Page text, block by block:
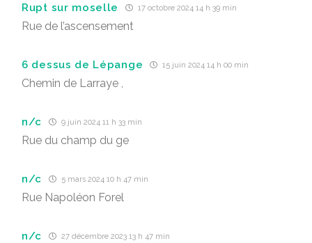
Rupt sur moselle 17 octobre 2024 14 h 39 min
Rue de l’ascensement
6 dessus de Lépange 15 juin 2024 14 h 00 min
Chemin de Larraye ,
n/c 9 juin 2024 11 h 33 min
Rue du champ du ge
n/c 5 mars 2024 10 h 47 min
Rue Napoléon Forel
n/c 27 décembre 2023 13 h 47 min